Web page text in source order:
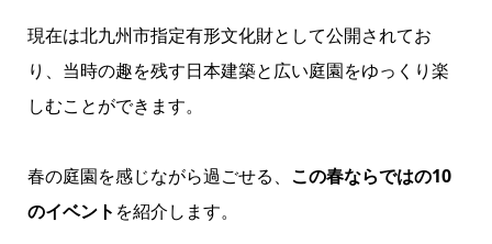
現在は北九州市指定有形文化財として公開されてお
り、当時の趣を残す日本建築と広い庭園をゆっくり楽
しむことができます。
春の庭園を感じながら過ごせる、 この春ならではの10
のイベント を紹介します。